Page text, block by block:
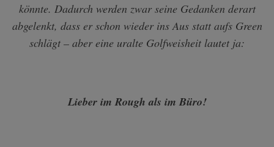
könnte. Dadurch werden zwar seine Gedanken derart
abgelenkt, dass er schon wieder ins Aus statt aufs Green
schlägt – aber eine uralte Golfweisheit lautet ja:
Lieber im Rough als im Büro!